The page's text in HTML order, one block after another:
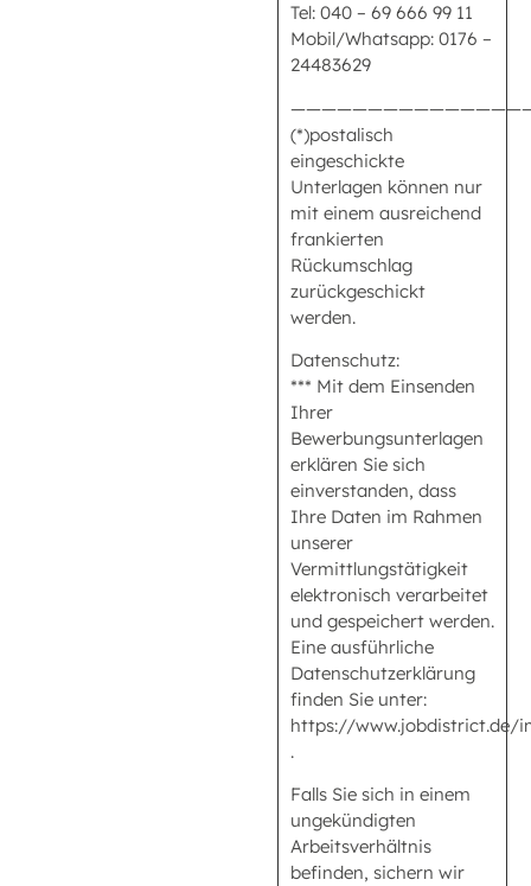
Tel: 040 – 69 666 99 11
Mobil/Whatsapp: 0176 –
24483629
(*)postalisch
eingeschickte
Unterlagen können nur
mit einem ausreichend
frankierten
Rückumschlag
zurückgeschickt
werden.
Datenschutz:
*** Mit dem Einsenden
Ihrer
Bewerbungsunterlagen
erklären Sie sich
einverstanden, dass
Ihre Daten im Rahmen
unserer
Vermittlungstätigkeit
elektronisch verarbeitet
und gespeichert werden.
Eine ausführliche
Datenschutzerklärung
finden Sie unter:
https://www.jobdistrict.de/
.
Falls Sie sich in einem
ungekündigten
Arbeitsverhältnis
befinden, sichern wir